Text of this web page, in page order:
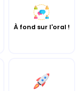
À fond sur l'oral !